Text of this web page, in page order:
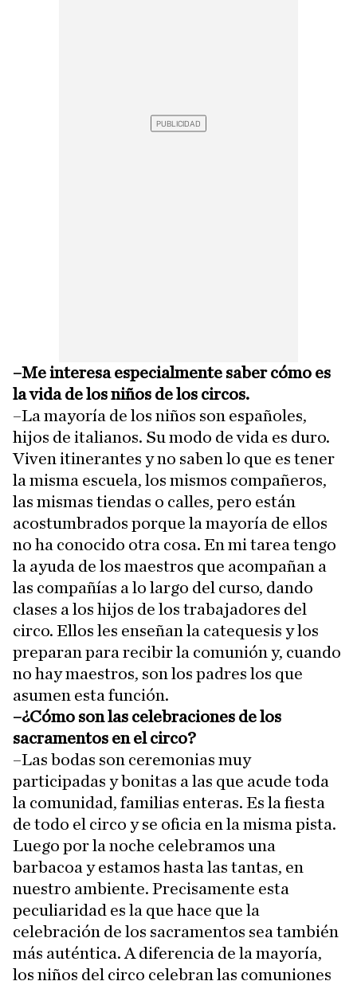
–Me interesa especialmente saber cómo es
la vida de los niños de los circos.
–La mayoría de los niños son españoles,
hijos de italianos. Su modo de vida es duro.
Viven itinerantes y no saben lo que es tener
la misma escuela, los mismos compañeros,
las mismas tiendas o calles, pero están
acostumbrados porque la mayoría de ellos
no ha conocido otra cosa. En mi tarea tengo
la ayuda de los maestros que acompañan a
las compañías a lo largo del curso, dando
clases a los hijos de los trabajadores del
circo. Ellos les enseñan la catequesis y los
preparan para recibir la comunión y, cuando
no hay maestros, son los padres los que
asumen esta función.
–¿Cómo son las celebraciones de los
sacramentos en el circo?
–Las bodas son ceremonias muy
participadas y bonitas a las que acude toda
la comunidad, familias enteras. Es la fiesta
de todo el circo y se oficia en la misma pista.
Luego por la noche celebramos una
barbacoa y estamos hasta las tantas, en
nuestro ambiente. Precisamente esta
peculiaridad es la que hace que la
celebración de los sacramentos sea también
más auténtica. A diferencia de la mayoría,
los niños del circo celebran las comuniones